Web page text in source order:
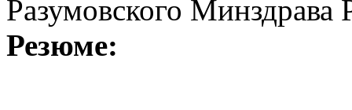
Разумовского Минздрава
Резюме: